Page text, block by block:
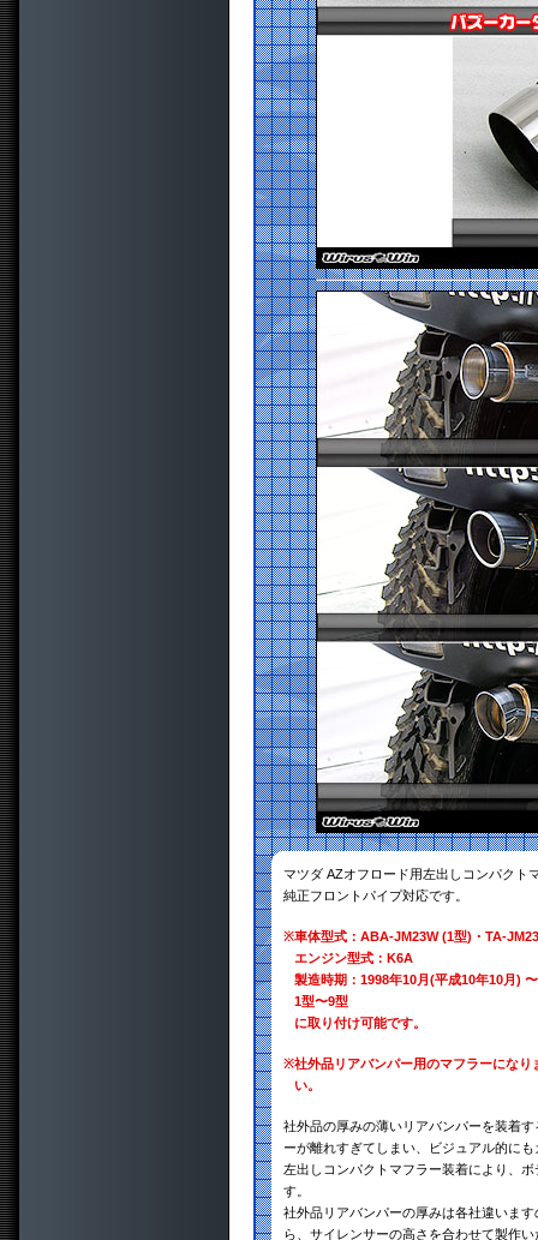
マツダ AZオフロード用左出しコンパクト
純正フロントパイプ対応です。
※車体型式：ABA-JM23W (1型)・TA-
エンジン型式：K6A
製造時期：1998年10月(平成10年10月)
1型〜9型
に取り付け可能です。
※社外品リアバンパー用のマフラーにな
い。
社外品の厚みの薄いリアバンパーを装着
ーが離れすぎてしまい、ビジュアル的に
左出しコンパクトマフラー装着により、
す。
社外品リアバンパーの厚みは各社違いま
ら、サイレンサーの高さを合わせて製作